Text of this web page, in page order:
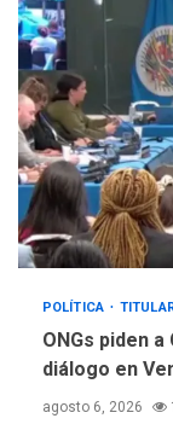
POLÍTICA
ONGs piden
diálogo en
agosto 6, 2026